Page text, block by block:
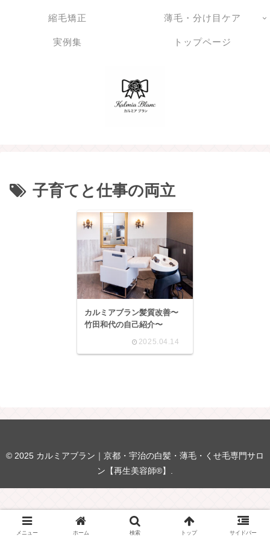
縮毛矯正 薄毛・分け目ケア
実例集 トップページ
子育てと仕事の両立
カルミアブラン髪質改善〜
竹田和代の自己紹介〜
2025.04.14
© 2025 カルミアブラン｜京都・宇治の白髪・薄毛・くせ毛専門サロ
ン【再生美容師®】.
メニュー ホーム 検索 トップ サイドバー